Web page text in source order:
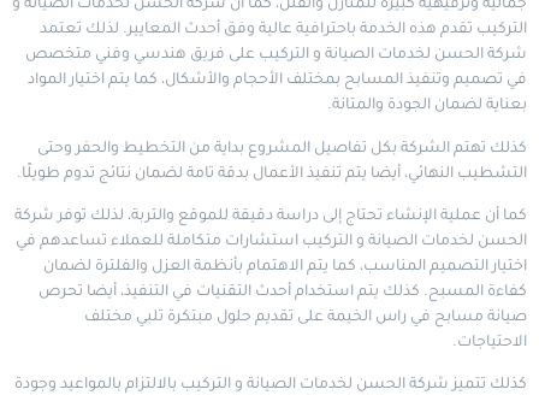
جمالية وترفيهية كبيرة للمنازل والفلل، كما أن شركة الحسن لخدمات الصيانة و
التركيب تقدم هذه الخدمة باحترافية عالية وفق أحدث المعايير. لذلك تعتمد
شركة الحسن لخدمات الصيانة و التركيب على فريق هندسي وفني متخصص
في تصميم وتنفيذ المسابح بمختلف الأحجام والأشكال، كما يتم اختيار المواد
بعناية لضمان الجودة والمتانة.
كذلك تهتم الشركة بكل تفاصيل المشروع بداية من التخطيط والحفر وحتى
التشطيب النهائي، أيضا يتم تنفيذ الأعمال بدقة تامة لضمان نتائج تدوم طويلًا.
كما أن عملية الإنشاء تحتاج إلى دراسة دقيقة للموقع والتربة، لذلك توفر شركة
الحسن لخدمات الصيانة و التركيب استشارات متكاملة للعملاء تساعدهم في
اختيار التصميم المناسب، كما يتم الاهتمام بأنظمة العزل والفلترة لضمان
كفاءة المسبح. كذلك يتم استخدام أحدث التقنيات في التنفيذ، أيضا تحرص
صيانة مسابح في راس الخيمة على تقديم حلول مبتكرة تلبي مختلف
الاحتياجات.
كذلك تتميز شركة الحسن لخدمات الصيانة و التركيب بالالتزام بالمواعيد وجودة